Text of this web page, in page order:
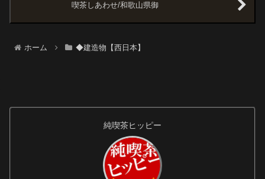
喫茶しあわせ/和歌山県御
ホーム ◆建造物【西日本】
純喫茶ヒッピー